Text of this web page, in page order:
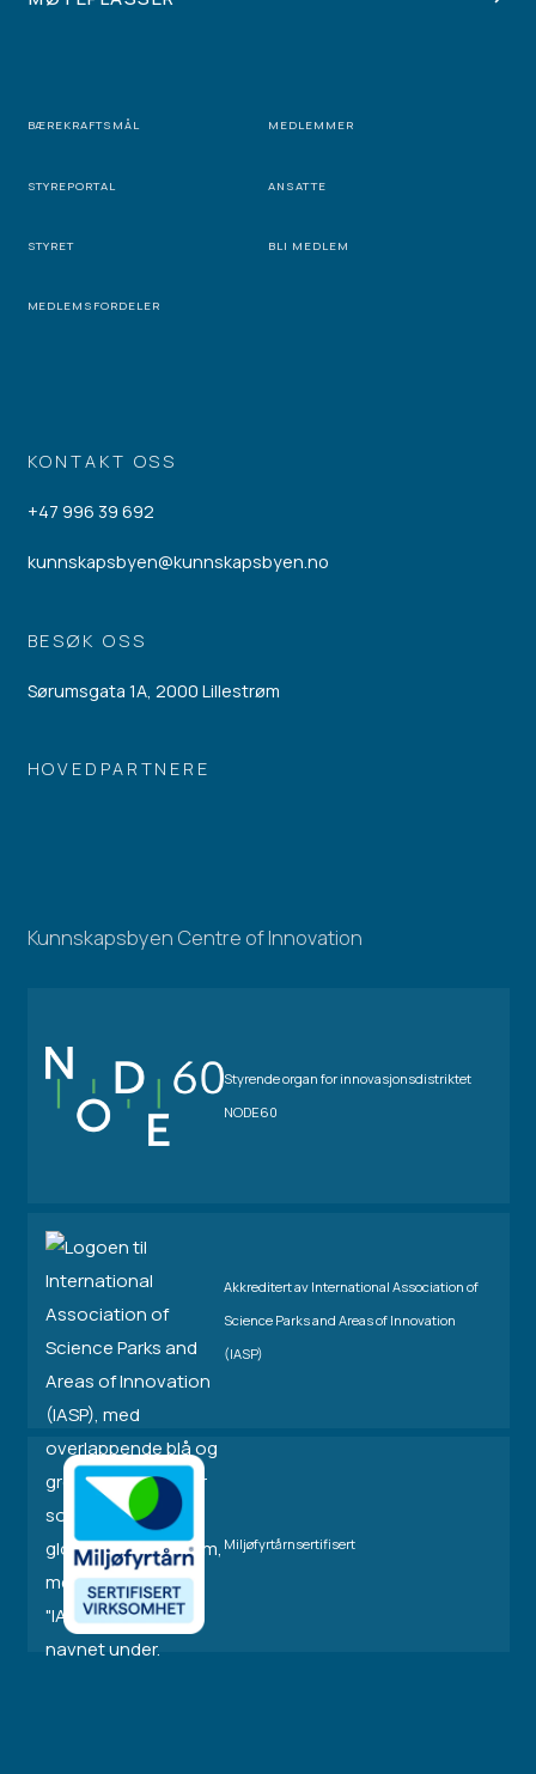
KONTAKT OSS
+47 996 39 692
kunnskapsbyen@kunnskapsbyen.no
BESØK OSS
Sørumsgata 1A, 2000 Lillestrøm
HOVEDPARTNERE
BÆREKRAFTSMÅL MEDLEMMER
STYREPORTAL ANSATTE
STYRET BLI MEDLEM
MEDLEMSFORDELER
Kunnskapsbyen Centre of Innovation
Styrende organ for innovasjonsdistriktet
NODE60
Akkreditert av International Association of
Science Parks and Areas of Innovation
(IASP)
Miljøfyrtårnsertifisert